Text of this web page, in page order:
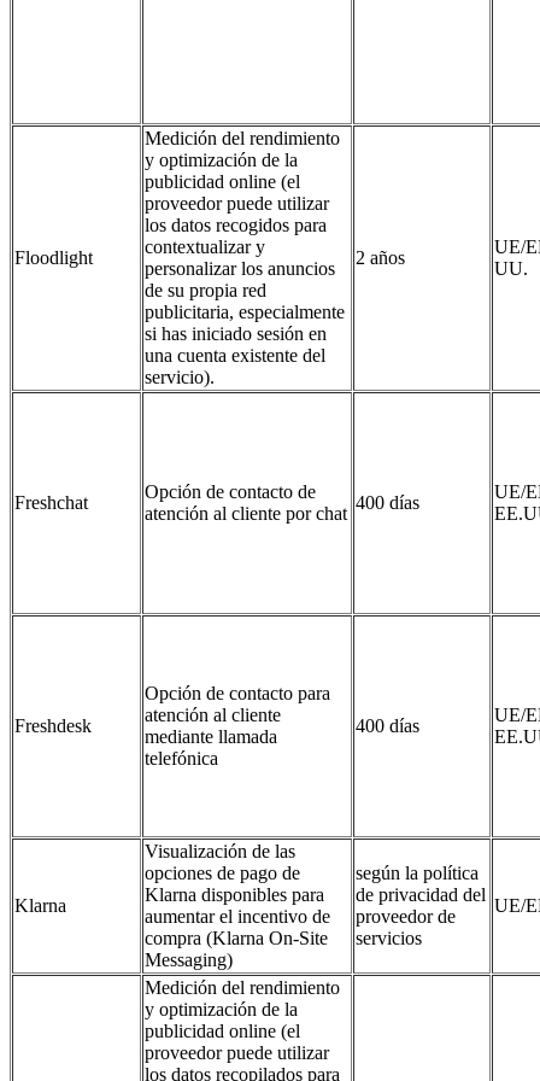
Floodlight
Medición del rendimiento
y optimización de la
publicidad online (el
proveedor puede utilizar
los datos recogidos para
contextualizar y
personalizar los anuncios
de su propia red
publicitaria, especialmente
si has iniciado sesión en
una cuenta existente del
servicio).
2 años
UE/
UU.
Freshchat
Opción de contacto de
atención al cliente por chat
400 días
UE/
Freshdesk
Opción de contacto para
atención al cliente
mediante llamada
telefónica
400 días
UE/
Klarna
Visualización de las
opciones de pago de
Klarna disponibles para
aumentar el incentivo de
compra (Klarna On‑Site
Messaging)
según la política
de privacidad del
proveedor de
servicios
UE/
Medición del rendimiento
y optimización de la
publicidad online (el
proveedor puede utilizar
los datos recopilados para